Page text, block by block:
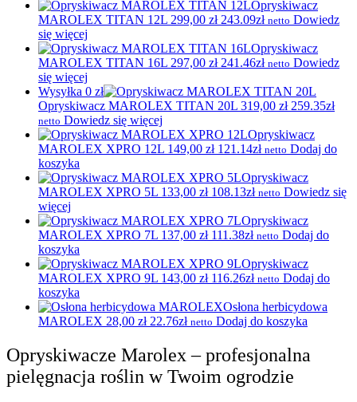
Opryskiwacz
MAROLEX TITAN 12L 299,00 zł 243.09zł netto Dowiedz
się więcej
Opryskiwacz
MAROLEX TITAN 16L 297,00 zł 241.46zł netto Dowiedz
się więcej
Wysyłka 0 zł
Opryskiwacz MAROLEX TITAN 20L 319,00 zł 259.35zł
netto Dowiedz się więcej
Opryskiwacz
MAROLEX XPRO 12L 149,00 zł 121.14zł netto Dodaj do
koszyka
Opryskiwacz
MAROLEX XPRO 5L 133,00 zł 108.13zł netto Dowiedz się
więcej
Opryskiwacz
MAROLEX XPRO 7L 137,00 zł 111.38zł netto Dodaj do
koszyka
Opryskiwacz
MAROLEX XPRO 9L 143,00 zł 116.26zł netto Dodaj do
koszyka
Osłona herbicydowa
MAROLEX 28,00 zł 22.76zł netto Dodaj do koszyka
Opryskiwacze Marolex – profesjonalna
pielęgnacja roślin w Twoim ogrodzie